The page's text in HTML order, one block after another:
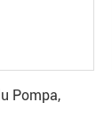
Pompa,